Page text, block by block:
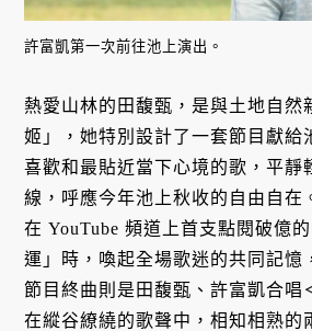
許富凱第一次前往池上演出。
熱愛山林的田馥甄，是與土地自然
姬」，她特別設計了一套節目獻給
喜歡和最貼近當下心境的歌，平靜
線，呼應今年池上秋收的自由自在
在 YouTube 頻道上首支點閱破億
運」時，喚起全場歌迷的共同記憶
節目終曲則是田馥甄、許富凱合唱
在縱谷繚繞的歌聲中，相知相熟的